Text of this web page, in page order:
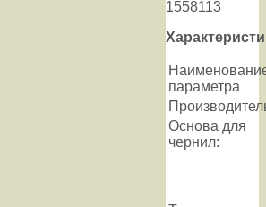
1558113
параметра
Основа для
чернил: